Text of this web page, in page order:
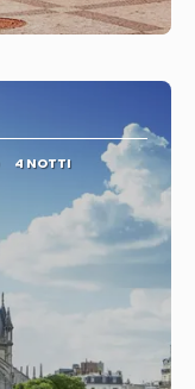
4 NOTTI